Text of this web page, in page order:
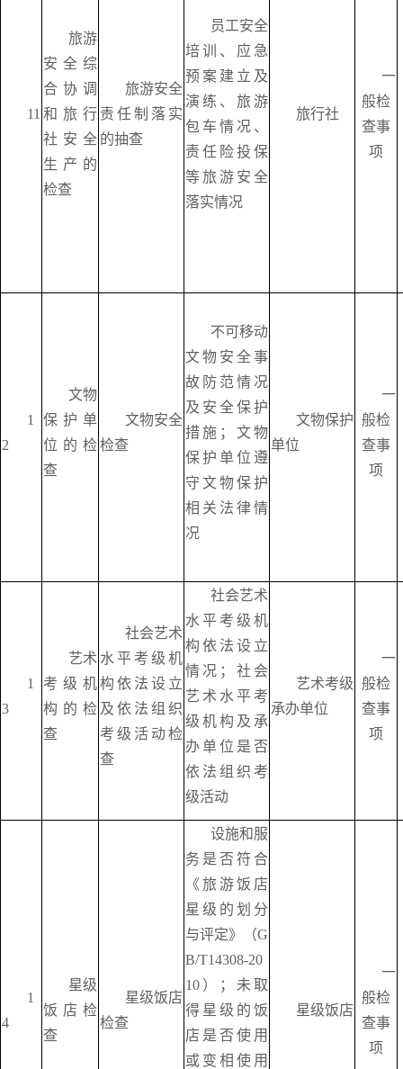
11
旅游
安全综
合协调
和旅行
社安全
生产的
检查
旅游安全
责任制落实
的抽查
员工安全
培训、应急
预案建立及
演练、旅游
包车情况、
责任险投保
等旅游安全
落实情况
旅行社
一
般检
查事
项
1
2
文物
保护单
位的检
查
文物安全
检查
不可移动
文物安全事
故防范情况
及安全保护
措施；文物
保护单位遵
守文物保护
相关法律情
况
文物保护
单位
一
般检
查事
项
1
3
艺术
考级机
构的检
查
社会艺术
水平考级机
构依法设立
及依法组织
考级活动检
查
社会艺术
水平考级机
构依法设立
情况；社会
艺术水平考
级机构及承
办单位是否
依法组织考
级活动
艺术考级
承办单位
一
般检
查事
项
1
4
星级
饭店检
查
星级饭店
检查
设施和服
务是否符合
《旅游饭店
星级的划分
与评定》（G
B/T14308-20
10）；未取
得星级的饭
店是否使用
或变相使用
星级饭店
一
般检
查事
项